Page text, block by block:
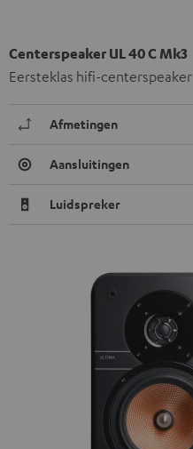
Centerspeaker UL 40 C Mk3
Eersteklas hifi-centerspeaker
Afmetingen
Aansluitingen
Luidspreker